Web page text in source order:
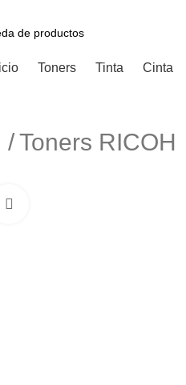
Toners Tinta Cinta
Toners RICOH